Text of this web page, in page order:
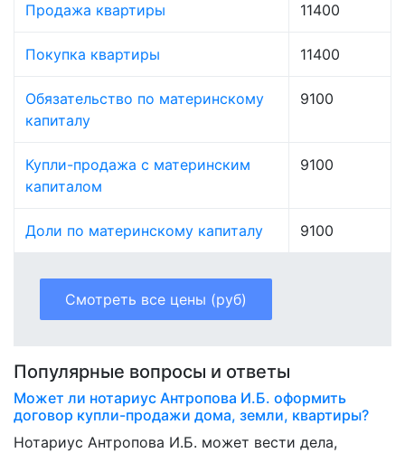
Продажа квартиры 11400
Покупка квартиры 11400
Обязательство по материнскому
капиталу
9100
Купли-продажа с материнским
капиталом
9100
Доли по материнскому капиталу 9100
Смотреть все цены (руб)
Популярные вопросы и ответы
Может ли нотариус Антропова И.Б. оформить
договор купли-продажи дома, земли, квартиры?
Нотариус Антропова И.Б. может вести дела,